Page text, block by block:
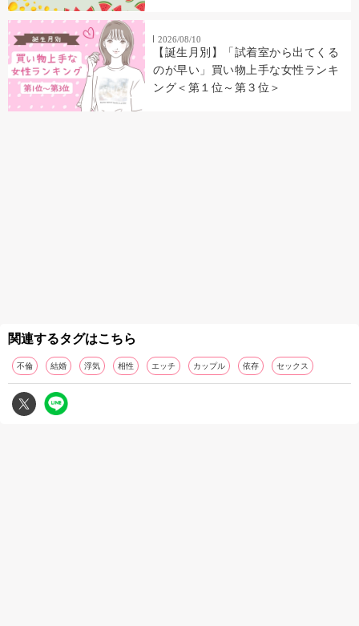
2026/08/10
【誕生月別】「試着室から出てくる
のが早い」買い物上手な女性ランキ
ング＜第１位～第３位＞
関連するタグはこちら
不倫 結婚 浮気 相性 エッチ カップル 依存 セックス